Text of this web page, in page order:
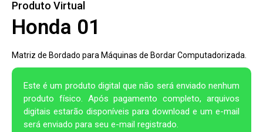
Produto Virtual
Honda 01
Matriz de Bordado para Máquinas de Bordar Computadorizada.
Este é um produto digital que não será enviado nenhum
produto físico. Após pagamento completo, arquivos
digitais estarão disponíveis para download e um e-mail
será enviado para seu e-mail registrado.